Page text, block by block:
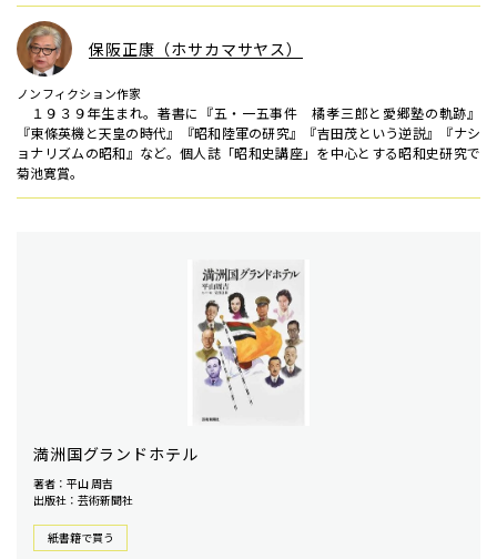
保阪正康（ホサカマサヤス）
ノンフィクション作家
１９３９年生まれ。著書に『五・一五事件 橘孝三郎と愛郷塾の軌跡』
『東條英機と天皇の時代』『昭和陸軍の研究』『吉田茂という逆説』『ナシ
ョナリズムの昭和』など。個人誌「昭和史講座」を中心とする昭和史研究で
菊池寛賞。
満洲国グランドホテル
著者：平山 周吉
出版社：芸術新聞社
紙書籍で買う